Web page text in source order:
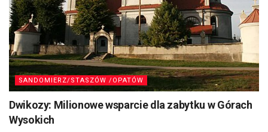
SANDOMIERZ/STASZÓW /OPATÓW
Dwikozy: Milionowe wsparcie dla zabytku w Górach
Wysokich